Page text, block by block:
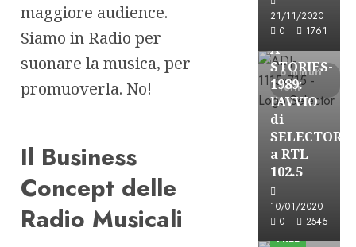
maggiore audience.
Siamo in Radio per
suonare la musica, per
promuoverla. No!
Il Business
Concept delle
Radio Musicali
21/11/2020
0
1761
6 minuti
letti
Formazione
FREE
A-
STORIES-
1989:
l’AVVIO
di
SELECTOR
a RTL
102.5
10/01/2020
0
2545
A-Stories
Formazione
FREE